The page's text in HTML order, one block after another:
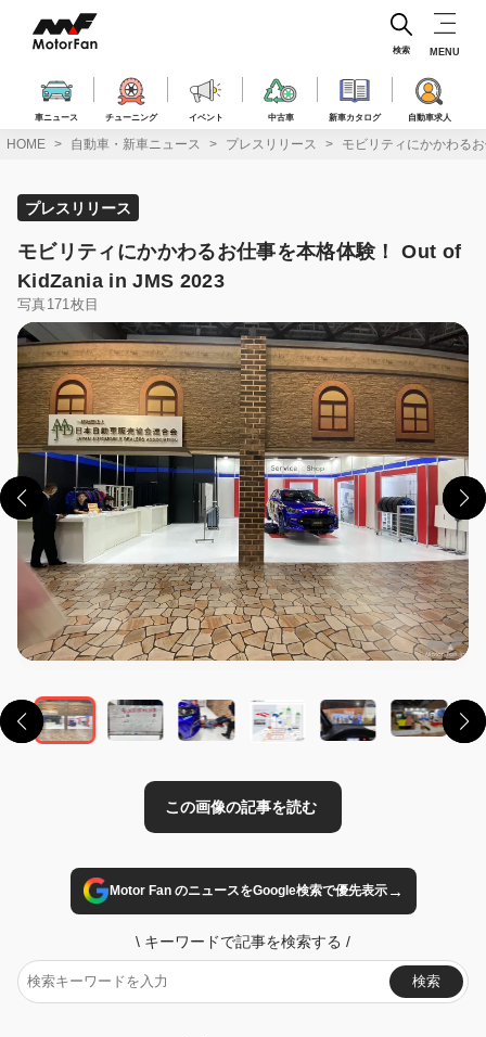
ス
車ニュース チューニング イベント 中古車 新車カタログ 自動車求人
検索 MENU
HOME 自動車・新車ニュース プレスリリース モビリティにかかわる
プレスリリース
モビリティにかかわるお仕事を本格体験！ Out of
KidZania in JMS 2023
写真171枚目
Motor Fan のニュースをGoogle検索で優先表示→
\ キーワードで記事を検索する /
検索